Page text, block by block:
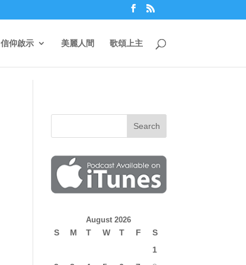
信仰啟示 美麗人間 歌頌上主
August 2026
S M T W T F
S
1